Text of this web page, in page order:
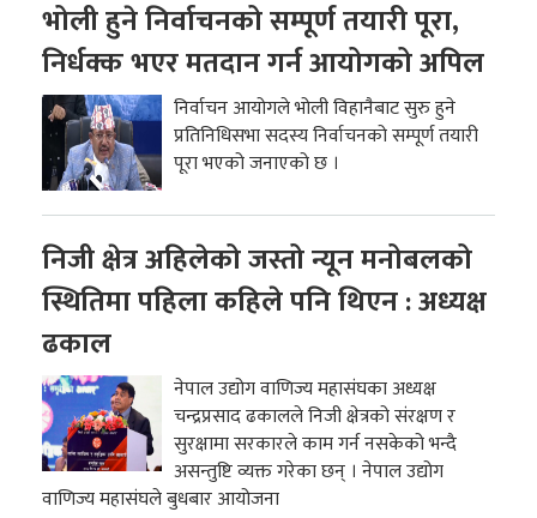
भोली हुने निर्वाचनको सम्पूर्ण तयारी पूरा,
निर्धक्क भएर मतदान गर्न आयोगको अपिल
निर्वाचन आयोगले भोली विहानैबाट सुरु हुने
प्रतिनिधिसभा सदस्य निर्वाचनको सम्पूर्ण तयारी
पूरा भएको जनाएको छ ।
निजी क्षेत्र अहिलेको जस्तो न्यून मनोबलको
स्थितिमा पहिला कहिले पनि थिएन : अध्यक्ष
ढकाल
नेपाल उद्योग वाणिज्य महासंघका अध्यक्ष
चन्द्रप्रसाद ढकालले निजी क्षेत्रको संरक्षण र
सुरक्षामा सरकारले काम गर्न नसकेको भन्दै
असन्तुष्टि व्यक्त गरेका छन् । नेपाल उद्योग
वाणिज्य महासंघले बुधबार आयोजना